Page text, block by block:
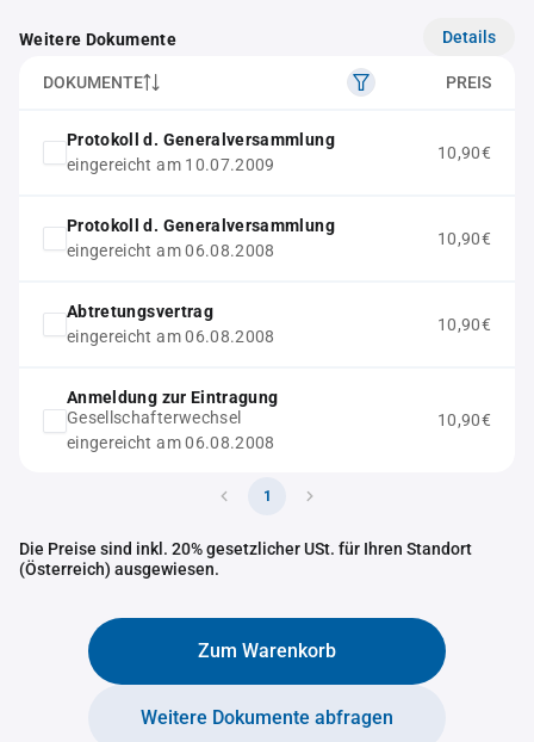
Weitere Dokumente Details
DOKUMENTE PREIS
Protokoll d. Generalversammlung
eingereicht am 10.07.2009
10,90€
Protokoll d. Generalversammlung
eingereicht am 06.08.2008
10,90€
Abtretungsvertrag
eingereicht am 06.08.2008
10,90€
Anmeldung zur Eintragung
Gesellschafterwechsel
eingereicht am 06.08.2008
10,90€
1
Die Preise sind inkl. 20% gesetzlicher USt. für Ihren Standort
(Österreich) ausgewiesen.
Zum Warenkorb
Weitere Dokumente abfragen